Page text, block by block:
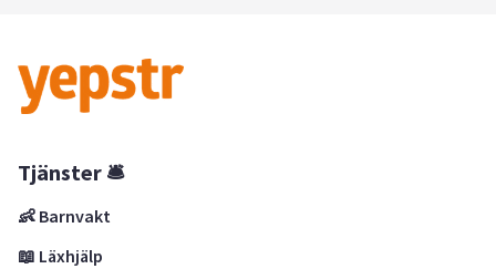
Tjänster 🛎
👶 Barnvakt
📖 Läxhjälp